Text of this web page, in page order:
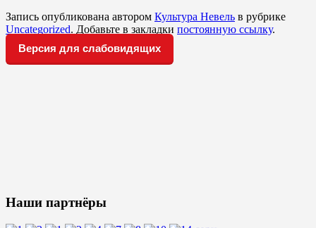
Запись опубликована автором Культура Невель в рубрике
Uncategorized. Добавьте в закладки постоянную ссылку.
Версия для слабовидящих
Наши партнёры